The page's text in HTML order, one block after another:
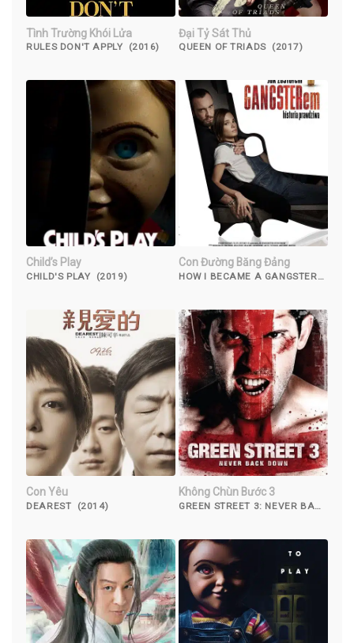
Tình Trường Khói Lửa
RULES DON'T APPLY (2016)
Đại Tỷ Sát Thủ
QUEEN OF TRIADS (2017)
Child’s Play
CHILD'S PLAY (2019)
Con Đường Băng Đảng
HOW I BECAME A GANGSTER
Con Yêu
DEAREST (2014)
Không Chùn Bước 3
GREEN STREET 3: NEVER BACK